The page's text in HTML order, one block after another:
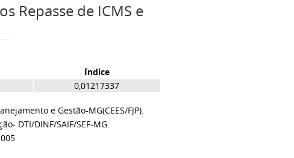
Repasse de ICMS e
Índice
0,01217337
e Gestão-MG(CEES/FJP).
DTI/DINF/SAIF/SEF-MG.